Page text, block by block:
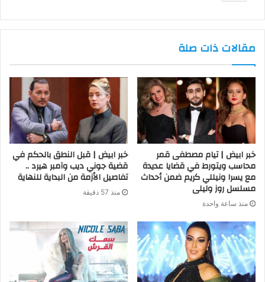
مقالات ذات صلة
خبر ابيض | تيام مصطفى قمر
محاسب ويتورط في قضايا عديدة
مع يسرا ونيللي كريم ضمن أحداث
مسلسل روز وليلى
منذ ساعة واحدة
خبر ابيض | قبل النطق بالحكم في
قضية جوني ديب وآمبر هيرد ..
تفاصيل الأزمة من البداية للنهاية
منذ 57 دقيقة